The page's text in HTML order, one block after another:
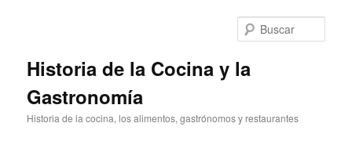
Historia de la Cocina y la
Gastronomía
Historia de la cocina, los alimentos, gastrónomos y restaurantes